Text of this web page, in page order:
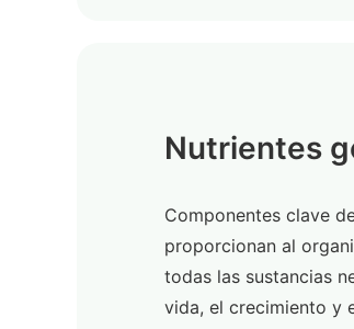
Nutrientes
Componentes clave
proporcionan al
todas las sustancias
vida, el crecimiento y